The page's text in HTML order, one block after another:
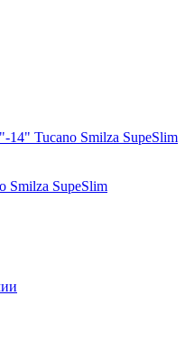
Smilza SupeSlim